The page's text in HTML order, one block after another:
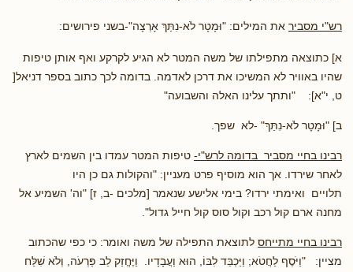
רש"י מסביר את המילים: "וּמָטָר לֹא-נִתַּךְ אָרְצָה"-בשני פירושים:
א] כתוצאה מתפילתו של משה המטר לא הגיע לקרקע ואף אותן טיפות
שהיו באוויר לא המשיכו את דרכן לאדמה. בדומה לכך כתוב בספר דניאל[
ט, י"א]: "ותתך עלינו האלה והשבועה"
ב] "וּמָטָר לֹא-נִתַּךְ" -לא שפך.
רבינו בחיי מסביר בדומה לרש"י- טיפות המטר עמדו בין השמים לארץ
לאחר שירדו. אך הוא מוסיף פרט מעניין: "והקולות גם כן היו
תלויים ואימתי ירדו? בימי אלישע שנאמר [מלכים -ב, ז] "וה' השמיע אל
מחנה ארם קול רכב וקול סוס קול חייל גדול".
רבינו בחיי מתייחס לתוצאת התפילה של משה ואומר: כי כפי שהכתוב
מציין: "וַיֹּסֶף לַחֲטֹא; וַיַּכְבֵּד לִבּוֹ, הוּא וַעֲבָדָיו. וַיֶּחֱזַק לֵב פַּרְעֹה, וְלֹא שִׁלַּח